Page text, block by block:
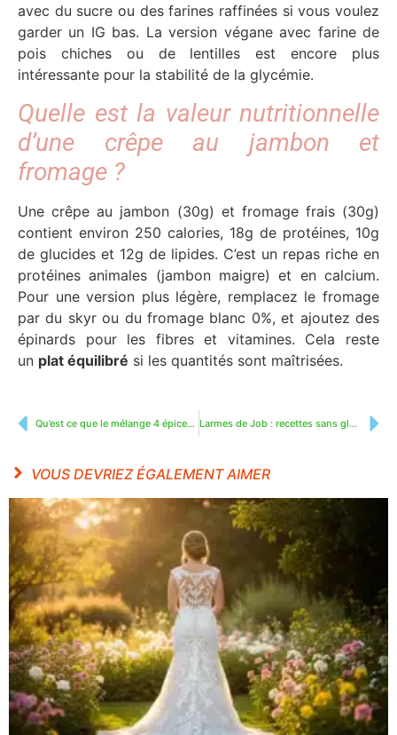
avec du sucre ou des farines raffinées si vous voulez
garder un IG bas. La version végane avec farine de
pois chiches ou de lentilles est encore plus
intéressante pour la stabilité de la glycémie.
Quelle est la valeur nutritionnelle
d’une crêpe au jambon et
fromage ?
Une crêpe au jambon (30g) et fromage frais (30g)
contient environ 250 calories, 18g de protéines, 10g
de glucides et 12g de lipides. C’est un repas riche en
protéines animales (jambon maigre) et en calcium.
Pour une version plus légère, remplacez le fromage
par du skyr ou du fromage blanc 0%, et ajoutez des
épinards pour les fibres et vitamines. Cela reste
un plat équilibré si les quantités sont maîtrisées.
Qu’est ce que le mélange 4 épices : recette, usage et astuces Larmes de Job : recettes sans gluten pour chaque repas
VOUS DEVRIEZ ÉGALEMENT AIMER